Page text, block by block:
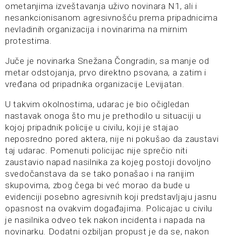
ometanjima izveštavanja uživo novinara N1, ali i
nesankcionisanom agresivnošću prema pripadnicima
nevladinih organizacija i novinarima na mirnim
protestima.
Juče je novinarka Snežana Čongradin, sa manje od
metar odstojanja, prvo direktno psovana, a zatim i
vređana od pripadnika organizacije Levijatan.
U takvim okolnostima, udarac je bio očigledan
nastavak onoga što mu je prethodilo u situaciji u
kojoj pripadnik policije u civilu, koji je stajao
neposredno pored aktera, nije ni pokušao da zaustavi
taj udarac. Pomenuti policijac nije sprečio niti
zaustavio napad nasilnika za kojeg postoji dovoljno
svedočanstava da se tako ponašao i na ranijim
skupovima, zbog čega bi već morao da bude u
evidenciji posebno agresivnih koji predstavljaju jasnu
opasnost na ovakvim događajima. Policajac u civilu
je nasilnika odveo tek nakon incidenta i napada na
novinarku. Dodatni ozbiljan propust je da se, nakon